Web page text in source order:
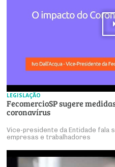
LEGISLAÇÃO
FecomercioSP sugere
coronavírus
Vice-presidente da Entidade fala
empresas e trabalhadores